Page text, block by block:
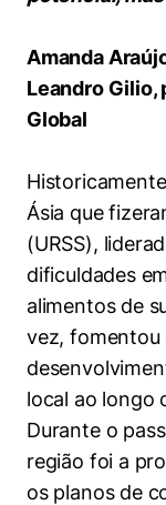
Engenharia
Economia
Políticas
Sustentabilidade
Tecnologia e
Amanda
Leandro Gilio,
Global
Ásia que
(URSS),
dificuldades
alimentos de
vez, fomentou
local ao longo
Durante o
região foi a
os planos de